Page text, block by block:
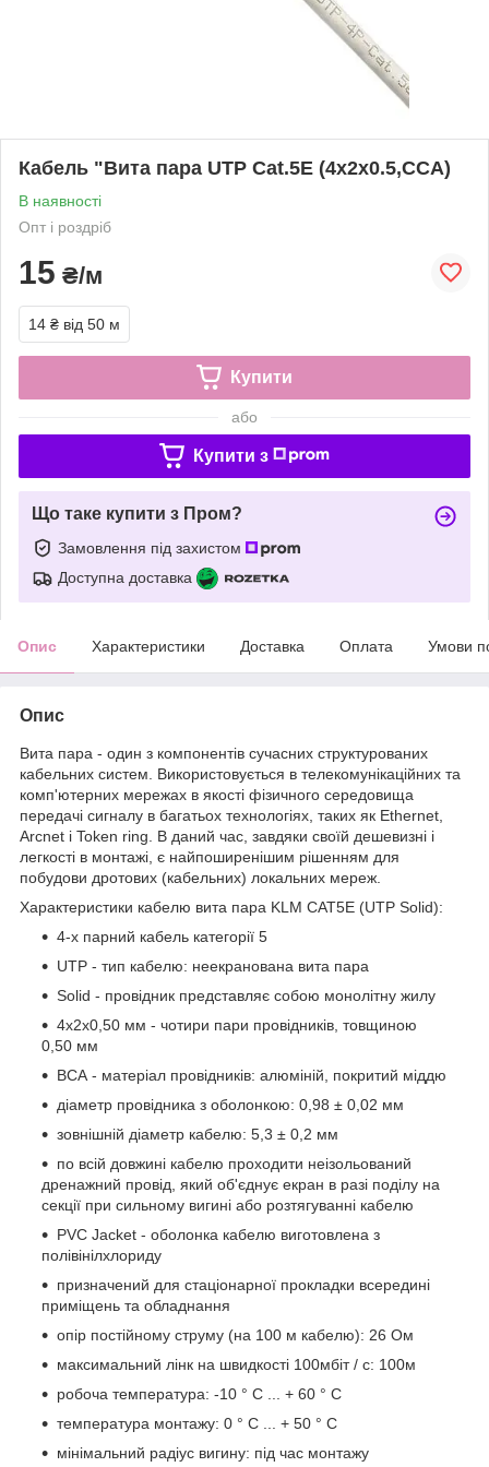
Кабель "Вита пара UTP Cat.5E (4х2х0.5,CCA)
В наявності
Опт і роздріб
15 ₴/м
14 ₴ від 50 м
Купити
або
Купити з
Що таке купити з Пром?
Замовлення під захистом
Доступна доставка
Опис Характеристики Доставка Оплата Умови
Опис
Вита пара - один з компонентів сучасних структурованих
кабельних систем. Використовується в телекомунікаційних та
комп'ютерних мережах в якості фізичного середовища
передачі сигналу в багатьох технологіях, таких як Ethernet,
Arcnet і Token ring. В даний час, завдяки своїй дешевизні і
легкості в монтажі, є найпоширенішим рішенням для
побудови дротових (кабельних) локальних мереж.
Характеристики кабелю вита пара KLM CAT5E (UTP Solid):
4-х парний кабель категорії 5
UTP - тип кабелю: неекранована вита пара
Solid - провідник представляє собою монолітну жилу
4x2x0,50 мм - чотири пари провідників, товщиною
0,50 мм
ВСА - матеріал провідників: алюміній, покритий міддю
діаметр провідника з оболонкою: 0,98 ± 0,02 мм
зовнішній діаметр кабелю: 5,3 ± 0,2 мм
по всій довжині кабелю проходити неізольований
дренажний провід, який об'єднує екран в разі поділу на
секції при сильному вигині або розтягуванні кабелю
PVC Jacket - оболонка кабелю виготовлена з
полівінілхлориду
призначений для стаціонарної прокладки всередині
приміщень та обладнання
опір постійному струму (на 100 м кабелю): 26 Ом
максимальний лінк на швидкості 100мбіт / с: 100м
робоча температура: -10 ° С ... + 60 ° С
температура монтажу: 0 ° С ... + 50 ° С
мінімальний радіус вигину: під час монтажу